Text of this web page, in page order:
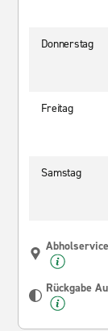
Donnerstag
Freitag
Samstag
Rückgabe